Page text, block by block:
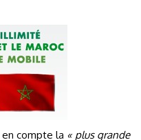
en compte la « plus grande